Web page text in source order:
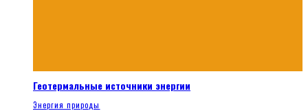
Геотермальные источники энергии
Энергия природы